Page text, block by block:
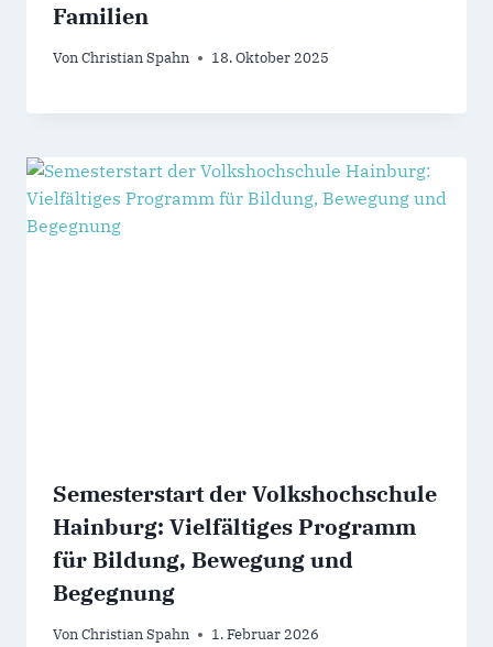
Familien
VonChristian Spahn 18. Oktober 2025
Semesterstart der Volkshochschule
Hainburg: Vielfältiges Programm
für Bildung, Bewegung und
Begegnung
VonChristian Spahn 1. Februar 2026